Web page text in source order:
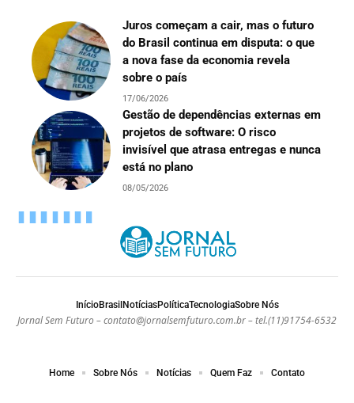
Juros começam a cair, mas o futuro
do Brasil continua em disputa: o que
a nova fase da economia revela
sobre o país
17/06/2026
Gestão de dependências externas em
projetos de software: O risco
invisível que atrasa entregas e nunca
está no plano
08/05/2026
InícioBrasil NotíciasPolíticaTecnologiaSobre Nós
Jornal Sem Futuro –contato@jornalsemfuturo.com.br– tel.(11)91754-6532
Home Sobre Nós Notícias Quem Faz Contato